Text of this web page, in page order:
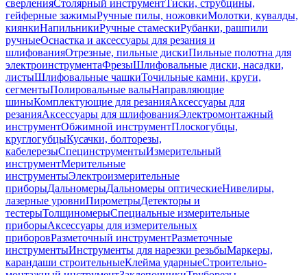
сверленияСтолярный инструментТиски, струбцины,
гейферные зажимыРучные пилы, ножовкиМолотки, кувалды,
киянкиНапильникиРучные стамескиРубанки, рашпили
ручныеОснастка и аксессуары для резания и
шлифованияОтрезные, пильные дискиПильные полотна для
электроинструментаФрезыШлифовальные диски, насадки,
листыШлифовальные чашкиТочильные камни, круги,
сегментыПолировальные валыНаправляющие
шиныКомплектующие для резанияАксессуары для
резанияАксессуары для шлифованияЭлектромонтажный
инструментОбжимной инструментПлоскогубцы,
круглогубцыКусачки, болторезы,
кабелерезыСпецинструментыИзмерительный
инструментМерительные
инструментыЭлектроизмерительные
приборыДальномерыДальномеры оптическиеНивелиры,
лазерные уровниПирометрыДетекторы и
тестерыТолщиномерыСпециальные измерительные
приборыАксессуары для измерительных
приборовРазметочный инструментРазметочные
инструментыИнструменты для нарезки резьбыМаркеры,
карандаши строительныеКлейма ударныеСтроительно-